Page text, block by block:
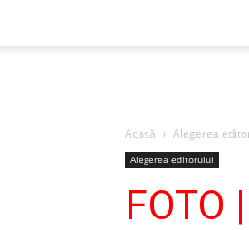
Acasă Alegerea
Alegerea editorului
FOTO